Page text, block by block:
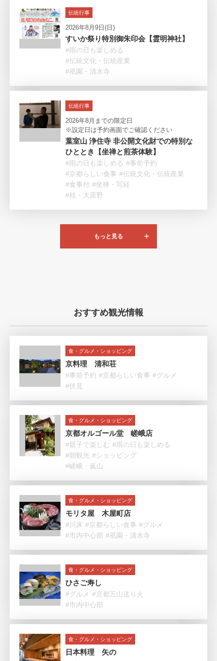
伝統行事
2026年8月9日(日)
すいか祭り特別御朱印会【霊明神社】
#雨の日も楽しめる
#伝統文化・伝統産業
#祇園・清水寺
伝統行事
2026年8月までの限定日
※設定日は予約画面でご確認ください
葉室山 浄住寺 非公開文化財での特別な
ひととき【坐禅と煎茶体験】
#雨の日も楽しめる #事前予約
#京都らしい食事 #伝統文化・伝統産業
#食事付 #坐禅・写経
#桂・大原野
もっと見る
おすすめ観光情報
食・グルメ・ショッピング
京料理 清和荘
#事前予約 #京都らしい食事 #グルメ
#伏見
食・グルメ・ショッピング
京都オルゴール堂 嵯峨店
#親子で楽しむ #雨の日も楽しめる
#朝観光 #ショッピング
#嵯峨・嵐山
食・グルメ・ショッピング
モリタ屋 木屋町店
#川床 #京都らしい食事 #グルメ
#市内中心部 #祇園・清水寺
食・グルメ・ショッピング
ひさご寿し
#グルメ #京都五山送り火
#市内中心部
食・グルメ・ショッピング
日本料理 矢の